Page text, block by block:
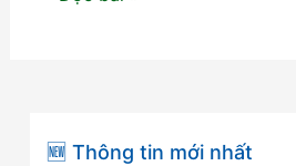
bay
🆕 Thông tin mới nhất